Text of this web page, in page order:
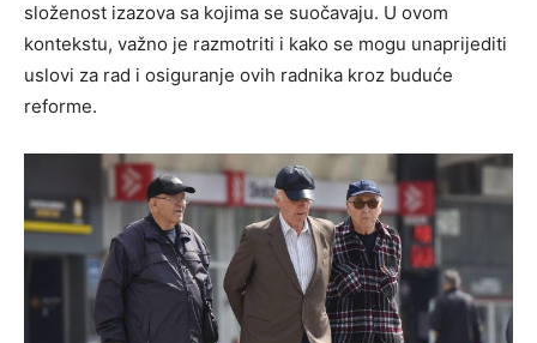
složenost izazova sa kojima se suočavaju. U ovom
kontekstu, važno je razmotriti i kako se mogu unaprijediti
uslovi za rad i osiguranje ovih radnika kroz buduće
reforme.